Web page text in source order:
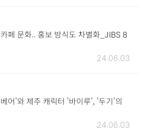
페 문화.. 홍보 방식도 차별화_JIBS 8
24.06.03
어'와 제주 캐릭터 '바이루', '두기'의
24.06.03